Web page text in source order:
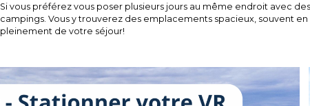
Si vous préférez vous poser plusieurs jours au même endroit avec
campings. Vous y trouverez des emplacements spacieux, souvent
pleinement de votre séjour!